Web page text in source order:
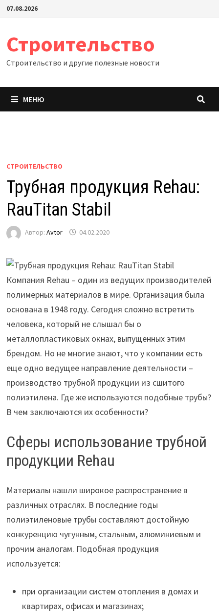
Перейти
07.08.2026
Строительство
Строительство и другие полезные новости
МЕНЮ
СТРОИТЕЛЬСТВО
Трубная продукция Rehau:
RauTitan Stabil
Автор: Avtor 04.02.2020
Компания Rehau – один из ведущих производителей
полимерных материалов в мире. Организация была
основана в 1948 году. Сегодня сложно встретить
человека, который не слышал бы о
металлопластиковых окнах, выпущенных этим
брендом. Но не многие знают, что у компании есть
еще одно ведущее направление деятельности –
производство трубной продукции из сшитого
полиэтилена. Где же используются подобные трубы?
В чем заключаются их особенности?
Сферы использование трубной
продукции Rehau
Материалы нашли широкое распространение в
различных отраслях. В последние годы
полиэтиленовые трубы составляют достойную
конкуренцию чугунным, стальным, алюминиевым и
прочим аналогам. Подобная продукция
используется:
при организации систем отопления в домах и
квартирах, офисах и магазинах;